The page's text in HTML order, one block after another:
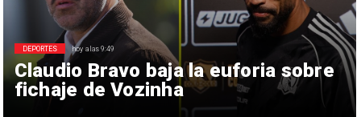
Claudio Bravo baja la euforia sobre
fichaje de Vozinha
DEPORTES hoy a las 9:49